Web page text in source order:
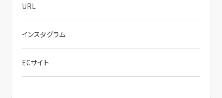
URL
インスタグラム
ECサイト